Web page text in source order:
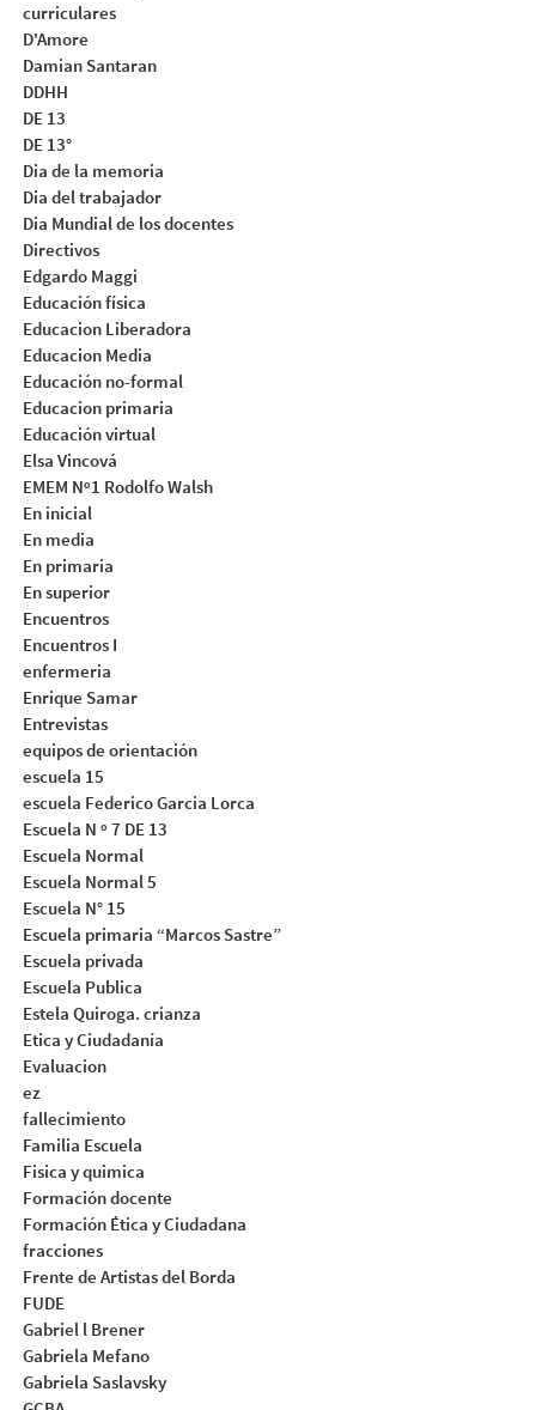
curriculares
D'Amore
Damian Santaran
DDHH
DE 13
DE 13°
Dia de la memoria
Dia del trabajador
Dia Mundial de los docentes
Directivos
Edgardo Maggi
Educación física
Educacion Liberadora
Educacion Media
Educación no-formal
Educacion primaria
Educación virtual
Elsa Vincová
EMEM Nº1 Rodolfo Walsh
En inicial
En media
En primaria
En superior
Encuentros
Encuentros I
enfermeria
Enrique Samar
Entrevistas
equipos de orientación
escuela 15
escuela Federico Garcia Lorca
Escuela N º 7 DE 13
Escuela Normal
Escuela Normal 5
Escuela N° 15
Escuela primaria “Marcos Sastre”
Escuela privada
Escuela Publica
Estela Quiroga. crianza
Etica y Ciudadanía
Evaluacion
ez
fallecimiento
Familia Escuela
Fisica y quimica
Formación docente
Formación Ética y Ciudadana
fracciones
Frente de Artistas del Borda
FUDE
Gabriel l Brener
Gabriela Mefano
Gabriela Saslavsky